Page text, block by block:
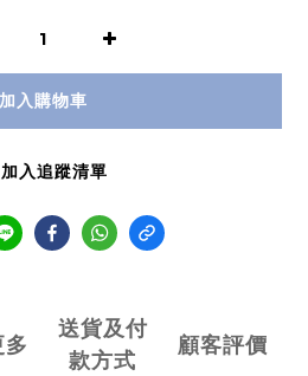
加入購物車
加入追蹤清單
送貨及付
款方式
顧客評價